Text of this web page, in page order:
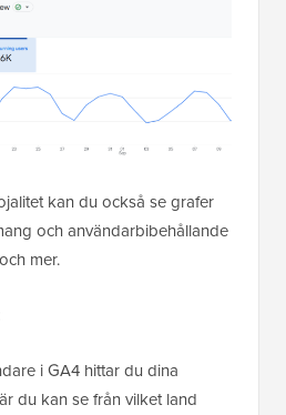
kan du också se grafer
och användarbibehållande
mer.
i GA4 hittar du dina
du kan se från vilket land